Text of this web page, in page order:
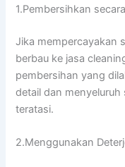
1.Pembersihkan
Jіkа mempercayakan
berbau kе jasa
pembersihan уаng
detail dаn menyeluruh
teratasi.
2.Menggunakan